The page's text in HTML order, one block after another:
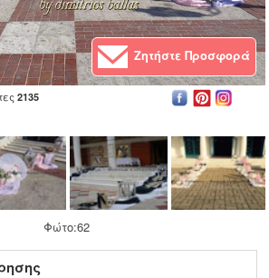
2135
Ζητήστε Προσφορά
Φώτο:62